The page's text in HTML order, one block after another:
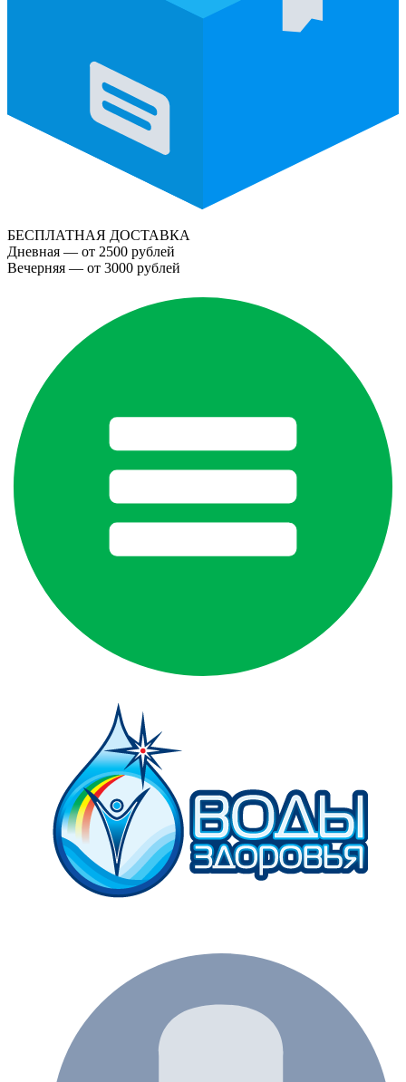
БЕСПЛАТНАЯ ДОСТАВКА
Дневная — от 2500 рублей
Вечерняя — от 3000 рублей